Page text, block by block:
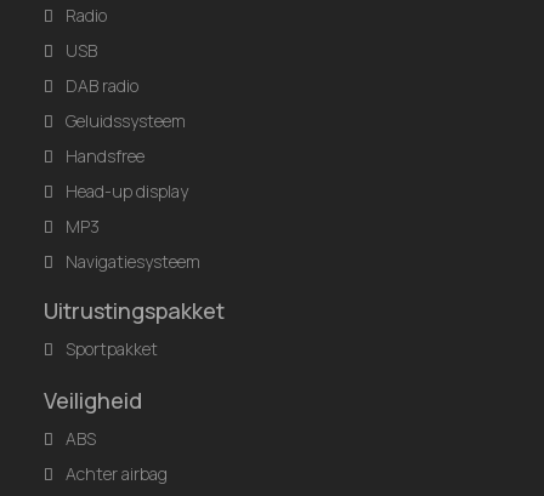
Radio
USB
DAB radio
Geluidssysteem
Handsfree
Head-up display
MP3
Navigatiesysteem
Uitrustingspakket
Sportpakket
Veiligheid
ABS
Achter airbag